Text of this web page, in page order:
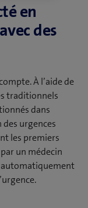
en
des
À l’aide de
traditionnels
dans
des urgences
les premiers
un médecin
automatiquement